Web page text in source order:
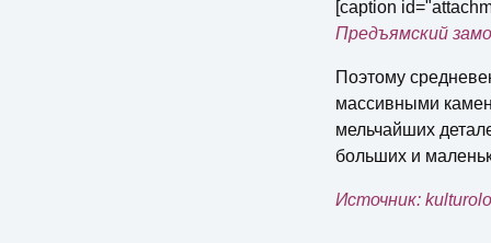
[caption
Предъямский
Поэтому
массивными
мельчайших
больших и
Источник: